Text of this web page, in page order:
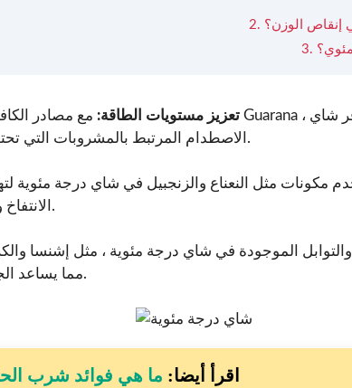
إنقاص الوزن؟
- تعزيز مستويات الطاقة: مع مصادر
الاصطدام المرتبط بالمشروبات التي تحتوي على نسبة عالية من الكافيين.
مكونات مثل النعناع والزنجبيل في شاي درجة مئوية
.
الموجودة في شاي درجة مئوية ، مثل إشنسا
مما يساعد الجسم على درء العدوى والأمراض.
اقرأ أيضا: ما هي فوائد شرب